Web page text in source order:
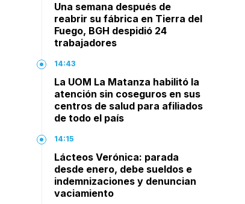
Una semana después de
reabrir su fábrica en Tierra del
Fuego, BGH despidió 24
trabajadores
14:43
La UOM La Matanza habilitó la
atención sin coseguros en sus
centros de salud para afiliados
de todo el país
14:15
Lácteos Verónica: parada
desde enero, debe sueldos e
indemnizaciones y denuncian
vaciamiento